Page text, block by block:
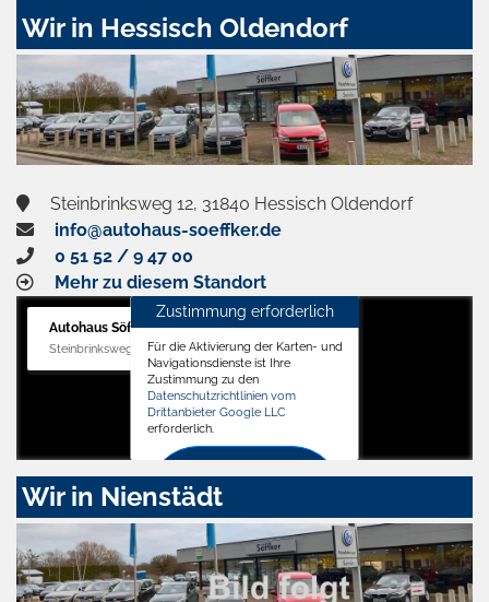
Wir in Hessisch Oldendorf
Steinbrinksweg 12, 31840 Hessisch Oldendorf
info@autohaus-soeffker.de
0 51 52 / 9 47 00
Mehr zu diesem Standort
Autohaus Söffker GmbH
Steinbrinksweg 12, 31840 Hessisch Oldendorf
Zustimmung erforderlich
Für die Aktivierung der Karten- und
Navigationsdienste ist Ihre
Zustimmung zu den
Datenschutzrichtlinien vom
Drittanbieter Google LLC
erforderlich.
Zustimmen
aktivieren
Wir in Nienstädt